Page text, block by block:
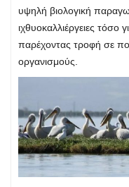
υψηλή βιολογική
ιχθυοκαλλιέργειες τόσο
παρέχοντας τροφή σε
οργανισμούς.